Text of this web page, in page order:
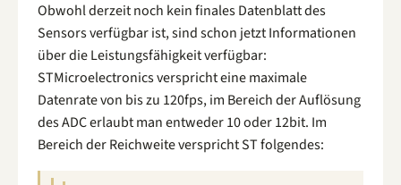
Obwohl derzeit noch kein finales Datenblatt des
Sensors verfügbar ist, sind schon jetzt Informationen
über die Leistungsfähigkeit verfügbar:
STMicroelectronics verspricht eine maximale
Datenrate von bis zu 120fps, im Bereich der Auflösung
des ADC erlaubt man entweder 10 oder 12bit. Im
Bereich der Reichweite verspricht ST folgendes: